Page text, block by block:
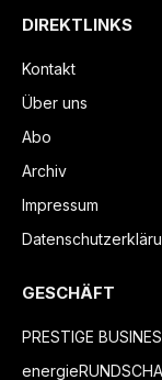
DIREKTLINKS
Kontakt
Über uns
Abo
Archiv
Impressum
GESCHÄFT
PRESTIGE